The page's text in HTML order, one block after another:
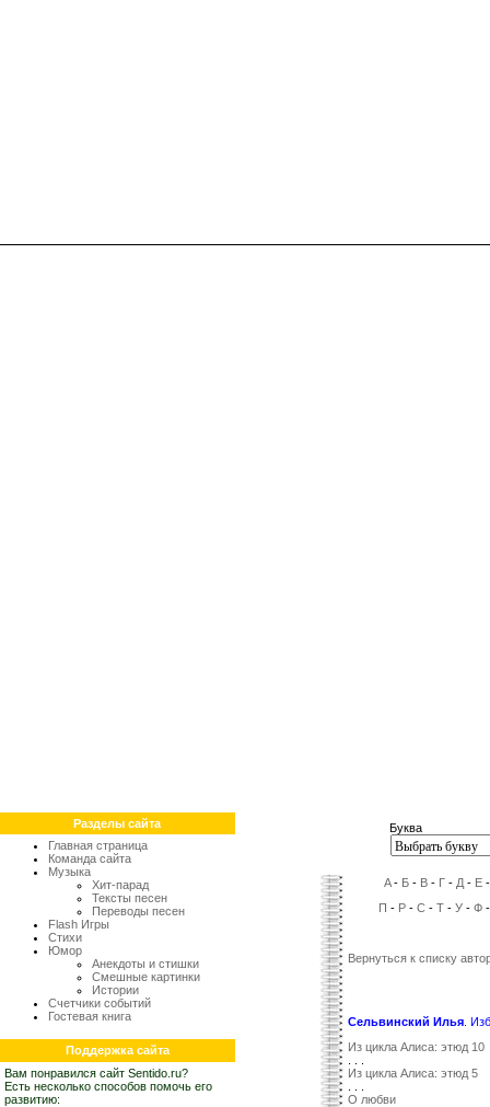
Разделы сайта
Главная страница
Команда сайта
Музыка
Хит-парад
Тексты песен
Переводы песен
Flash Игры
Стихи
Юмор
Анекдоты и стишки
Смешные картинки
Истории
Счетчики событий
Гостевая книга
Поддержка сайта
Вам понравился сайт Sentido.ru?
Есть несколько способов помочь его
развитию:
Буква
A- Б - В - Г - Д - Е
П - Р -С -Т -У -Ф
Вернуться к списку
Сельвинский Илья .
Из цикла Алиса: этюд 10
Из цикла Алиса: этюд 5
О любви